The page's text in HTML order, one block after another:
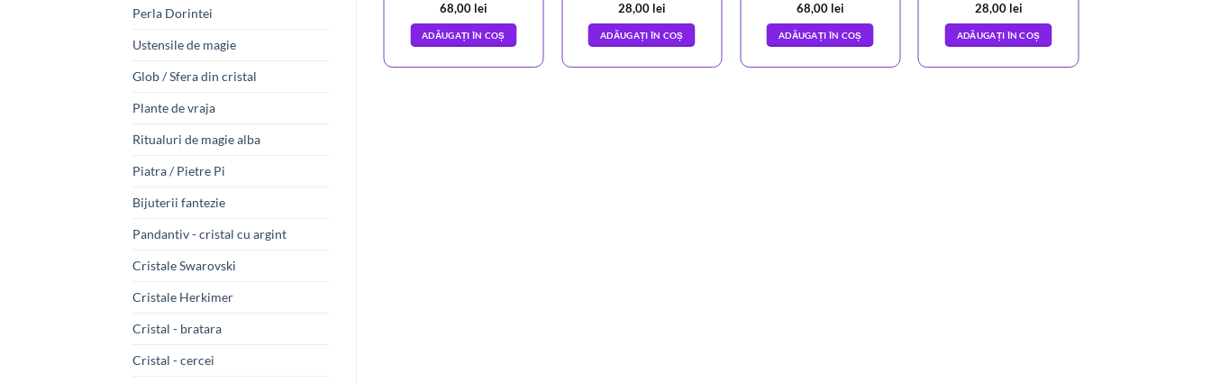
Perla Dorintei
Ustensile de magie
Glob / Sfera din cristal
Plante de vraja
Ritualuri de magie alba
Piatra / Pietre Pi
Bijuterii fantezie
Pandantiv - cristal cu argint
Cristale Swarovski
Cristale Herkimer
Cristal - bratara
Cristal - cercei
68,00 lei
ADĂUGAȚI ÎN COȘ
28,00 lei
ADĂUGAȚI ÎN COȘ
68,00 lei
ADĂUGAȚI ÎN COȘ
28,00 lei
ADĂUGAȚI ÎN COȘ